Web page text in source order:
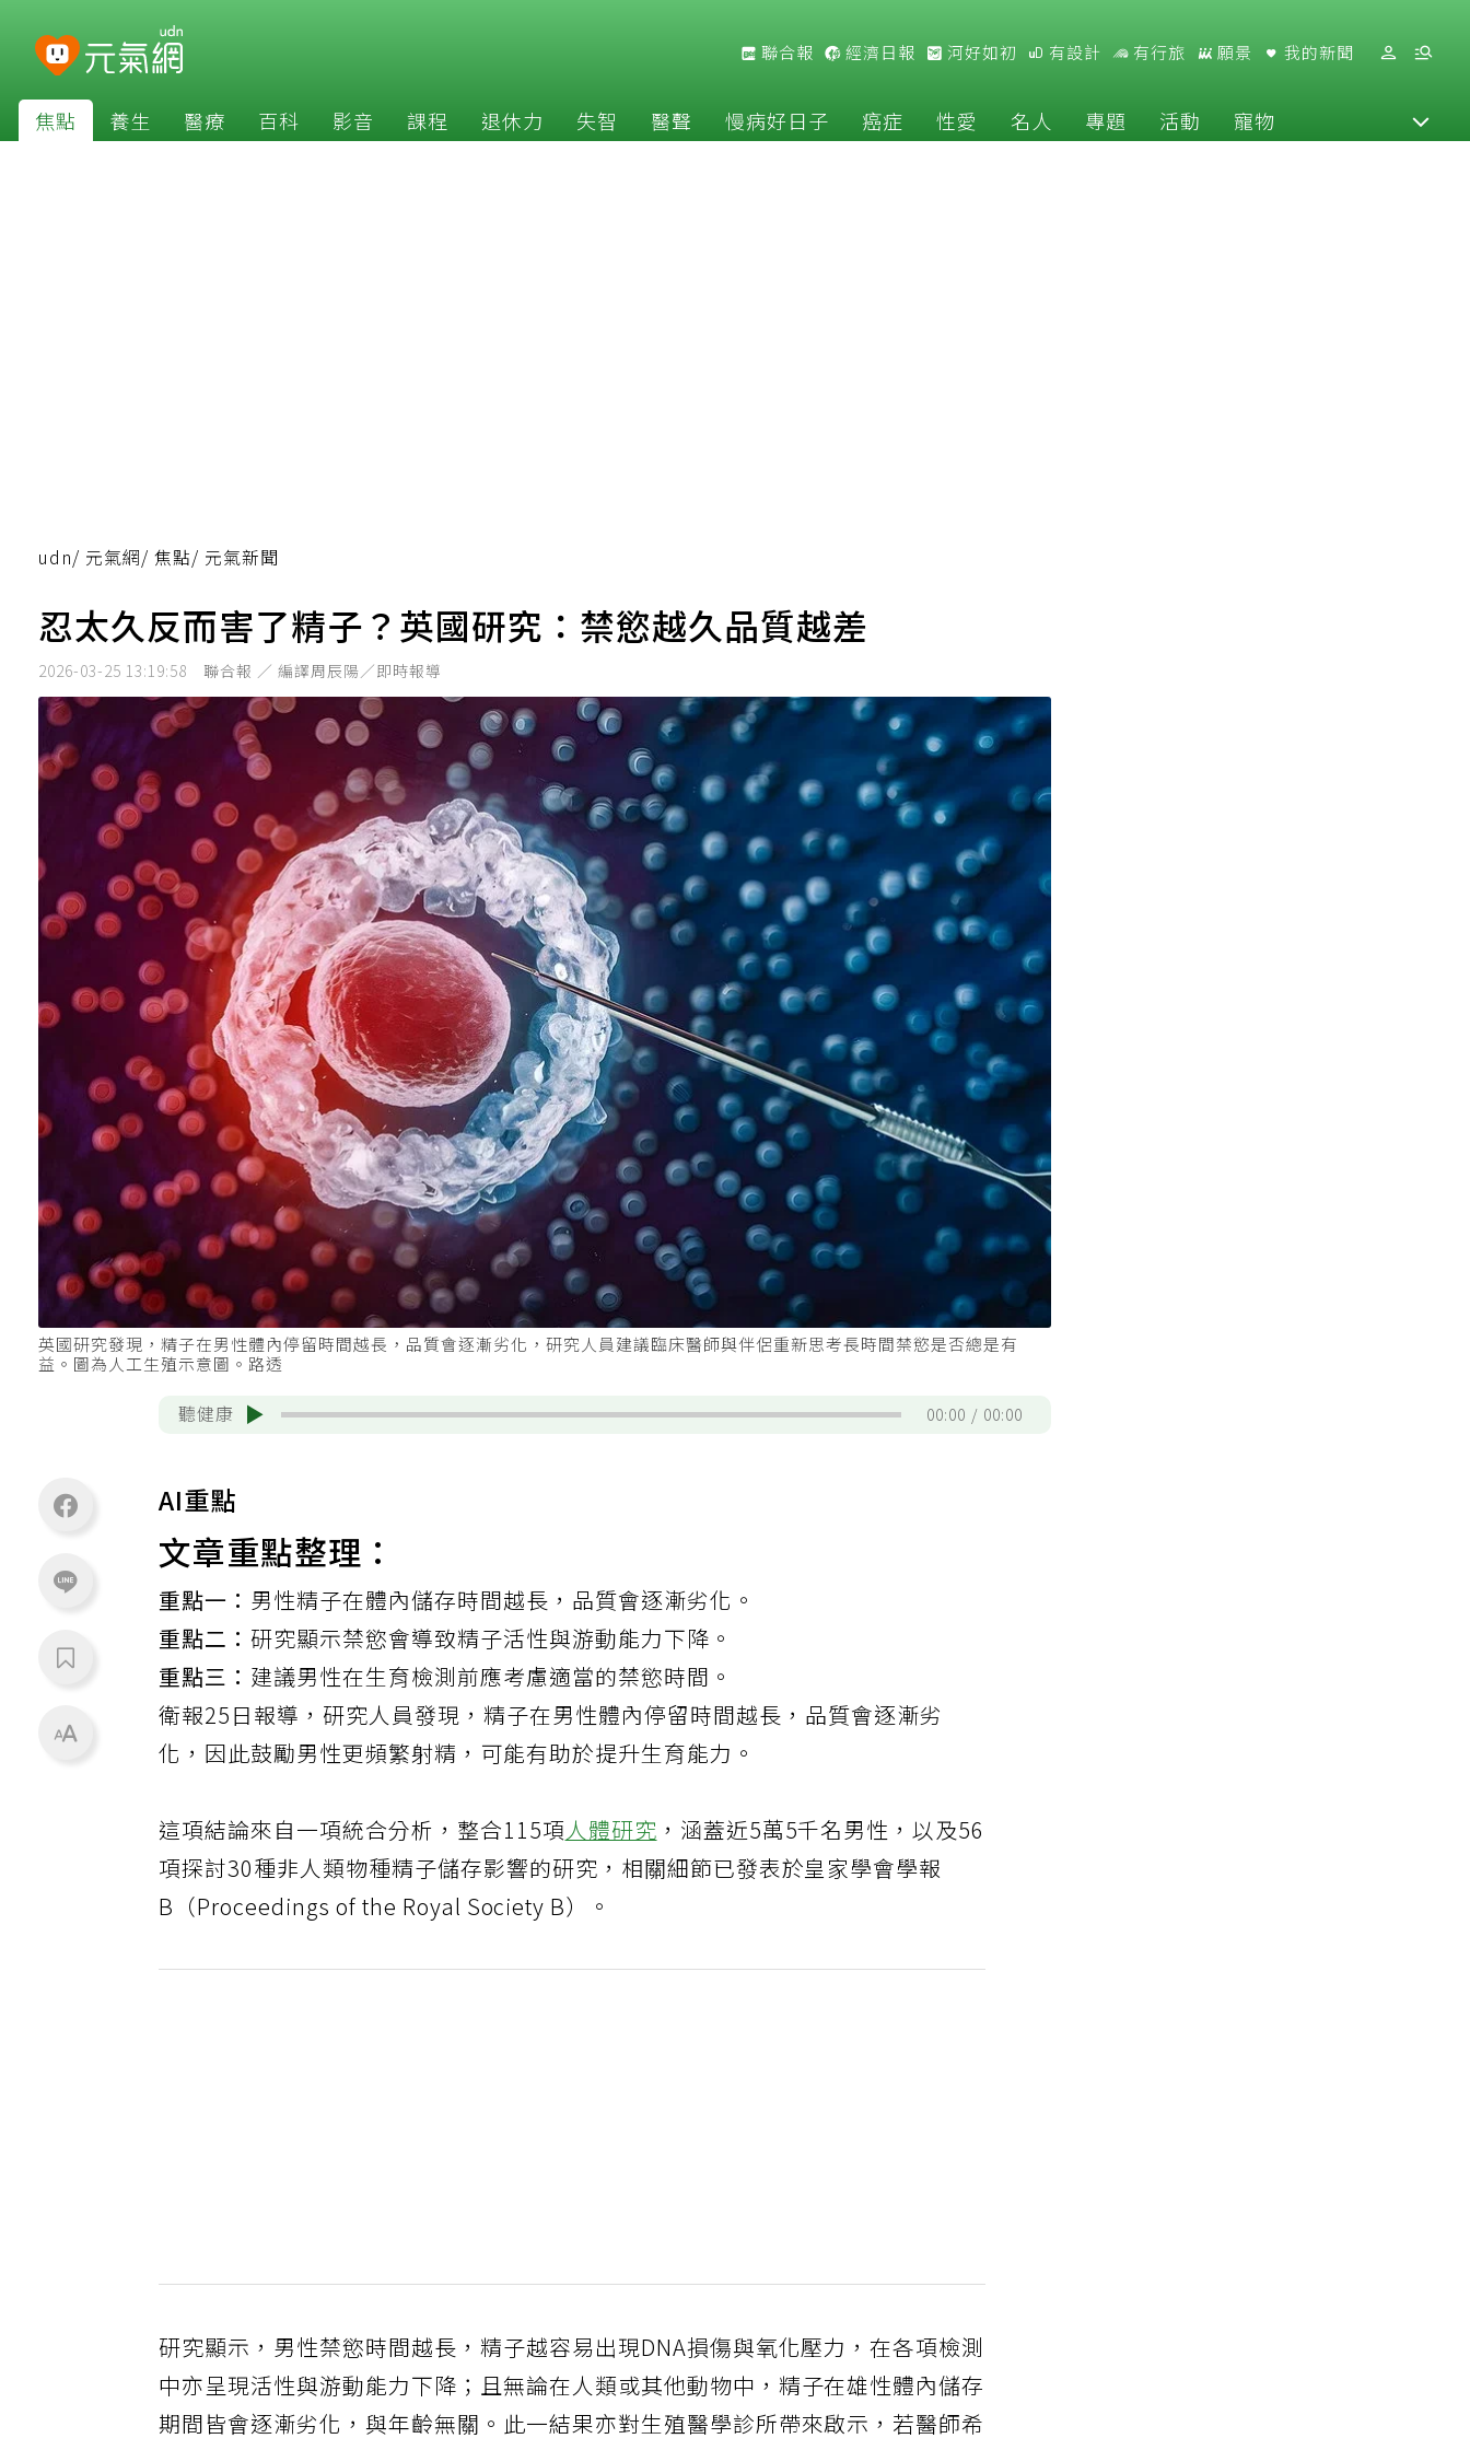
聯合報 經濟日報 河好如初 有設計 有行旅 願景 我的新聞
焦點 養生 醫療 百科 影音 課程 退休力 失智 醫聲 慢病好日子 癌症 性愛 名人 專題 活動 寵物
udn/ 元氣網/ 焦點/ 元氣新聞
忍太久反而害了精子？英國研究：禁慾越久品質越差
2026-03-25 13:19:58 聯合報 ／ 編譯周辰陽／即時報導
英國研究發現，精子在男性體內停留時間越長，品質會逐漸劣化，研究人員建議臨床醫師與伴侶重新思考長時間禁慾是否總是有
益。圖為人工生殖示意圖。路透
聽健康 00:00 00:00
AI重點
文章重點整理：
重點一： 男性精子在體內儲存時間越長，品質會逐漸劣化。
重點二： 研究顯示禁慾會導致精子活性與游動能力下降。
重點三： 建議男性在生育檢測前應考慮適當的禁慾時間。
衛報25日報導，研究人員發現，精子在男性體內停留時間越長，品質會逐漸劣
化，因此鼓勵男性更頻繁射精，可能有助於提升生育能力。
這項結論來自一項統合分析，整合115項人體研究 ，涵蓋近5萬5千名男性，以及56
項探討30種非人類物種精子儲存影響的研究，相關細節已發表於皇家學會學報
B（Proceedings of the Royal Society B）。
研究顯示，男性禁慾時間越長，精子越容易出現DNA損傷與氧化壓力，在各項檢測
中亦呈現活性與游動能力下降；且無論在人類或其他動物中，精子在雄性體內儲存
期間皆會逐漸劣化，與年齡無關。此一結果亦對生殖醫學診所帶來啟示，若醫師希